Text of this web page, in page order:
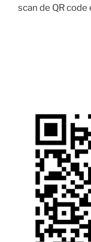
scan de QR